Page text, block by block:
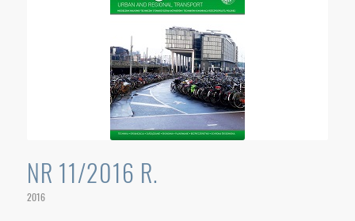
NR 11/2016 R.
2016